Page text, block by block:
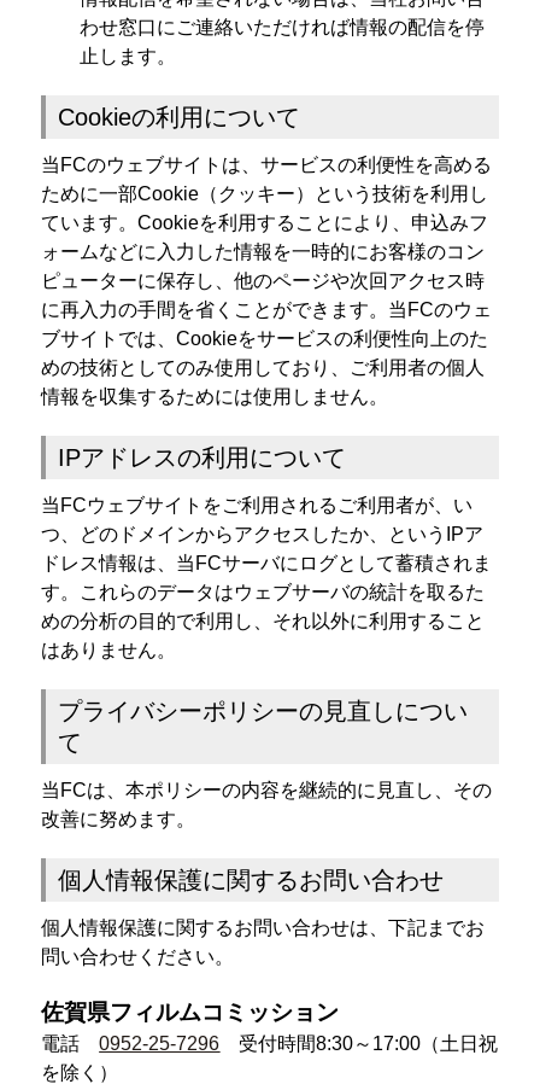
わせ窓口にご連絡いただければ情報の配信を停
止します。
Cookieの利用について
当FCのウェブサイトは、サービスの利便性を高める
ために一部Cookie（クッキー）という技術を利用し
ています。Cookieを利用することにより、申込みフ
ォームなどに入力した情報を一時的にお客様のコン
ピューターに保存し、他のページや次回アクセス時
に再入力の手間を省くことができます。当FCのウェ
ブサイトでは、Cookieをサービスの利便性向上のた
めの技術としてのみ使用しており、ご利用者の個人
情報を収集するためには使用しません。
IPアドレスの利用について
当FCウェブサイトをご利用されるご利用者が、い
つ、どのドメインからアクセスしたか、というIPア
ドレス情報は、当FCサーバにログとして蓄積されま
す。これらのデータはウェブサーバの統計を取るた
めの分析の目的で利用し、それ以外に利用すること
はありません。
プライバシーポリシーの見直しについ
て
当FCは、本ポリシーの内容を継続的に見直し、その
改善に努めます。
個人情報保護に関するお問い合わせ
個人情報保護に関するお問い合わせは、下記までお
問い合わせください。
佐賀県フィルムコミッション
電話0952-25-7296 受付時間8:30～17:00（土日祝
を除く）